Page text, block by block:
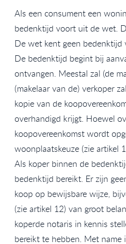
Als een consument een
bedenktijd voort uit de wet.
De wet kent geen bedenktijd
De bedenktijd begint bij
ontvangen. Meestal zal (de
(makelaar van de) verkoper
kopie van de
overhandigd krijgt. Hoewel
koopovereenkomst wordt
woonplaatskeuze (zie artikel
Als koper binnen de
bedenktijd bereikt. Er zijn
koop op bewijsbare wijze,
(zie artikel 12) van groot
koperde notaris in kennis
bereikt te hebben. Met